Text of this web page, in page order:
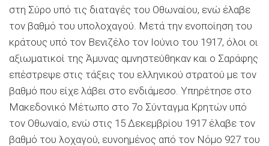
στη Σύρο υπό τις διαταγές του Οθωναίου, ενώ έλαβε
τον βαθμό του υπολοχαγού. Μετά την ενοποίηση του
κράτους υπό τον Βενιζέλο τον Ιούνιο του 1917, όλοι οι
αξιωματικοί της Άμυνας αμνηστεύθηκαν και ο Σαράφης
επέστρεψε στις τάξεις του ελληνικού στρατού με τον
βαθμό που είχε λάβει στο ενδιάμεσο. Υπηρέτησε στο
Μακεδονικό Μέτωπο στο 7ο Σύνταγμα Κρητών υπό
τον Οθωναίο, ενώ στις 15 ∆εκεμβρίου 1917 έλαβε τον
βαθμό του λοχαγού, ευνοημένος από τον Νόμο 927 του